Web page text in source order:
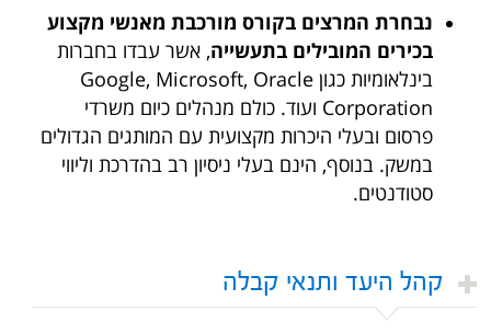
נבחרת המרצים בקורס מורכבת מאנשי מקצוע
בכירים המובילים בתעשייה, אשר עבדו בחברות
בינלאומיות כגון Google, Microsoft, Oracle
Corporation ועוד. כולם מנהלים כיום משרדי
פרסום ובעלי היכרות מקצועית עם המותגים הגדולים
במשק. בנוסף, הינם בעלי ניסיון רב בהדרכת וליווי
סטודנטים.
קהל היעד ותנאי קבלה